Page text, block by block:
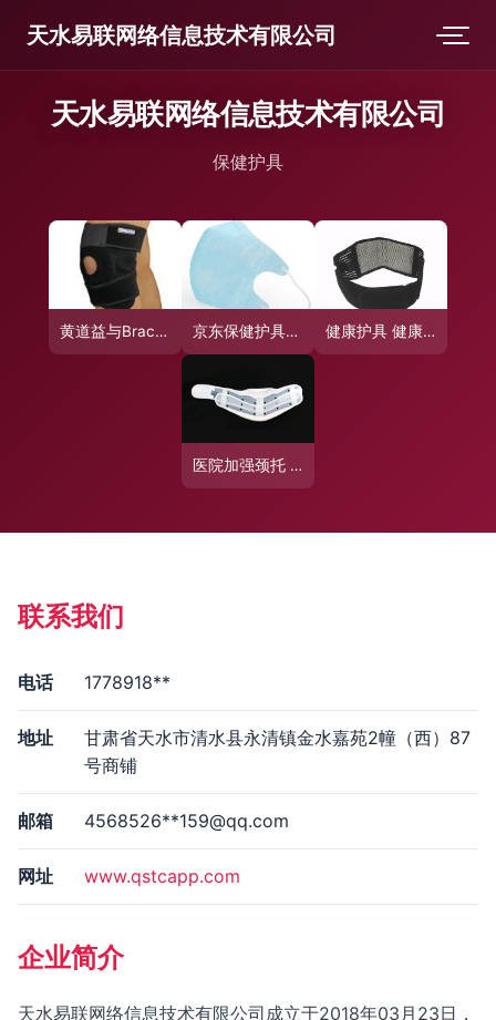
天水易联网络信息技术有限公司
天水易联网络信息技术有限公司
保健护具
黄道益与Bracoo奔酷 守护健康的护具选择——亚马逊个护健康用品推荐 京东保健护具精选 南丁口罩与护理护具行情全解析 健康护具 健康护腰 自发热护具 自发热护腰 健康产品 保健产品图片,健康护具 健康护腰 自发热护具 自发热护腰 健康产品 保健产品图片大全,宝心商贸-
医院加强颈托 颈椎损伤保护与康复的守护者
联系我们
电话 1778918**
地址
甘肃省天水市清水县永清镇金水嘉苑2幢（西）87
号商铺
邮箱 4568526**159@qq.com
网址 www.qstcapp.com
企业简介
天水易联网络信息技术有限公司成立于2018年03月23日，